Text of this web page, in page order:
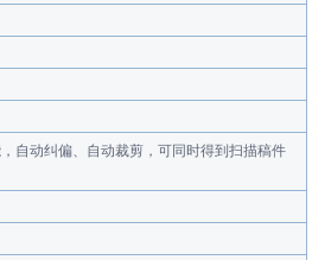
自动纠偏、自动裁剪，可同时得到扫描稿件